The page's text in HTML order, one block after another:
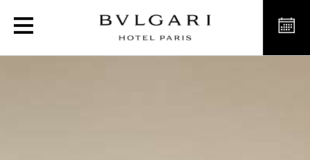
Executive Suites in Paris